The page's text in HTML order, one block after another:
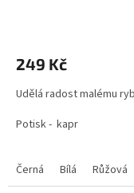
249 Kč
Udělá radost malému
Potisk - kapr
Černá Bílá Růžová